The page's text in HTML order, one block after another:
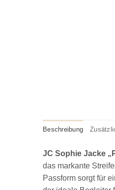
Beschreibung
JC Sophie Jacke
das markante
Passform sorgt für